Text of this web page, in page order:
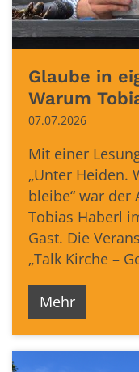
Glaube in
Warum
07.07.2026
Mit einer
„Unter Heiden.
bleibe“ war der
Tobias Haberl
Gast. Die
„Talk Kirche –
Mehr